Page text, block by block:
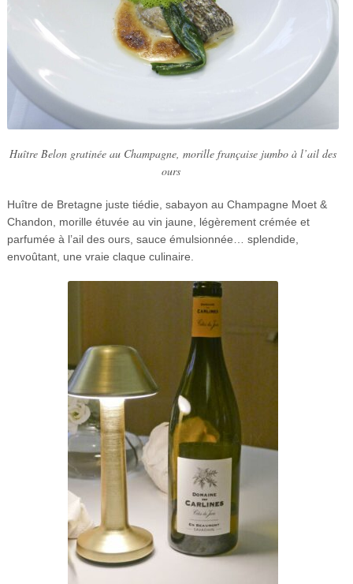
Huître Belon gratinée au Champagne, morille française jumbo à l’ail des
ours
Huître de Bretagne juste tiédie, sabayon au Champagne Moet &
Chandon, morille étuvée au vin jaune, légèrement crémée et
parfumée à l’ail des ours, sauce émulsionnée… splendide,
envoûtant, une vraie claque culinaire.